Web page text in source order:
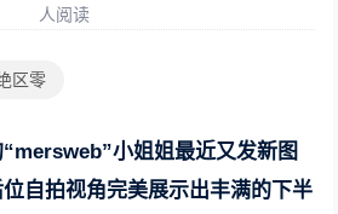
人阅读
区零
小姐姐最近又发新图
自拍视角完美展示出丰满的下半